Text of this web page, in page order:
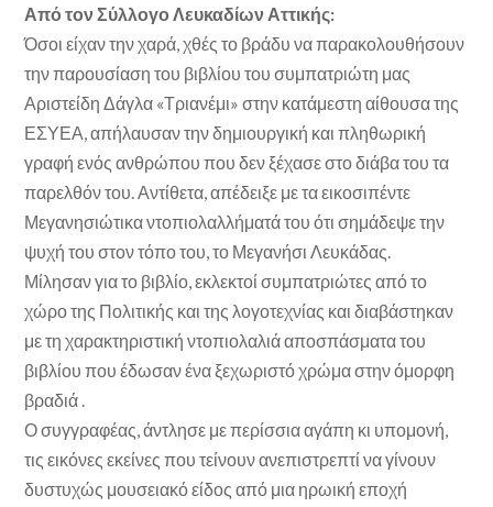
Από τον Σύλλογο Λευκαδίων Αττικής:
Όσοι είχαν την χαρά, χθές το βράδυ να παρακολουθήσουν
την παρουσίαση του βιβλίου του συμπατριώτη μας
Αριστείδη Δάγλα «Τριανέμι» στην κατάμεστη αίθουσα της
ΕΣΥΕΑ, απήλαυσαν την δημιουργική και πληθωρική
γραφή ενός ανθρώπου που δεν ξέχασε στο διάβα του τα
παρελθόν του. Αντίθετα, απέδειξε με τα εικοσιπέντε
Μεγανησιώτικα ντοπιολαλλήματά του ότι σημάδεψε την
ψυχή του στον τόπο του, το Μεγανήσι Λευκάδας.
Μίλησαν για το βιβλίο, εκλεκτοί συμπατριώτες από το
χώρο της Πολιτικής και της λογοτεχνίας και διαβάστηκαν
με τη χαρακτηριστική ντοπιολαλιά αποσπάσματα του
βιβλίου που έδωσαν ένα ξεχωριστό χρώμα στην όμορφη
βραδιά .
Ο συγγραφέας, άντλησε με περίσσια αγάπη κι υπομονή,
τις εικόνες εκείνες που τείνουν ανεπιστρεπτί να γίνουν
δυστυχώς μουσειακό είδος από μια ηρωική εποχή